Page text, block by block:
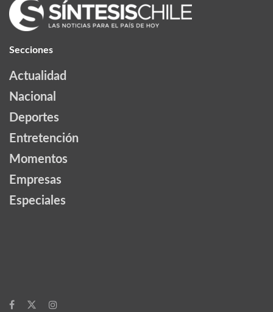
Secciones
Actualidad
Nacional
Deportes
Entretención
Momentos
Empresas
Especiales